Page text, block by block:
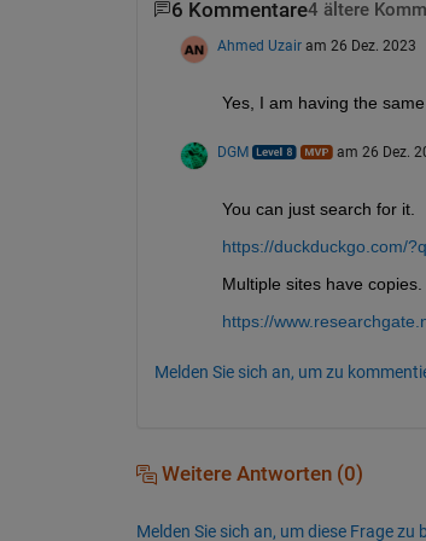
6 Kommentare4 ältere
Ahmed Uzair am 26 Dez. 2023
Yes, I am having the
DGM am 26 Dez.
You can just search for it.
https://duckduckgo.com/
Multiple sites have
https://
Melden Sie sich an, um zu
Weitere Antworten (0)
Melden Sie sich an, um diese Frage zu